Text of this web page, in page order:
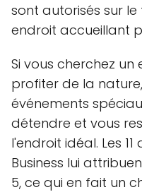
sont autorisés sur
endroit accueillant
Si vous cherchez
profiter de la
événements
détendre et vous
l'endroit idéal. Les
Business lui
5, ce qui en fait un